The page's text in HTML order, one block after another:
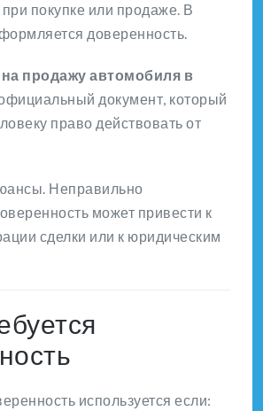
при покупке или продаже. В
доверенность.
продажу автомобиля в
документ, который
право действовать от
Неправильно
может привести к
сделки или к юридическим
используется если: